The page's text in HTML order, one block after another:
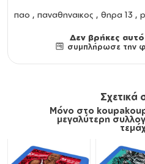
παο , παναθηναικος , θηρα 13 ,
Δεν βρήκες
συμπλήρωσε την
Σχετικά
Μόνο στο
μεγαλύτερη